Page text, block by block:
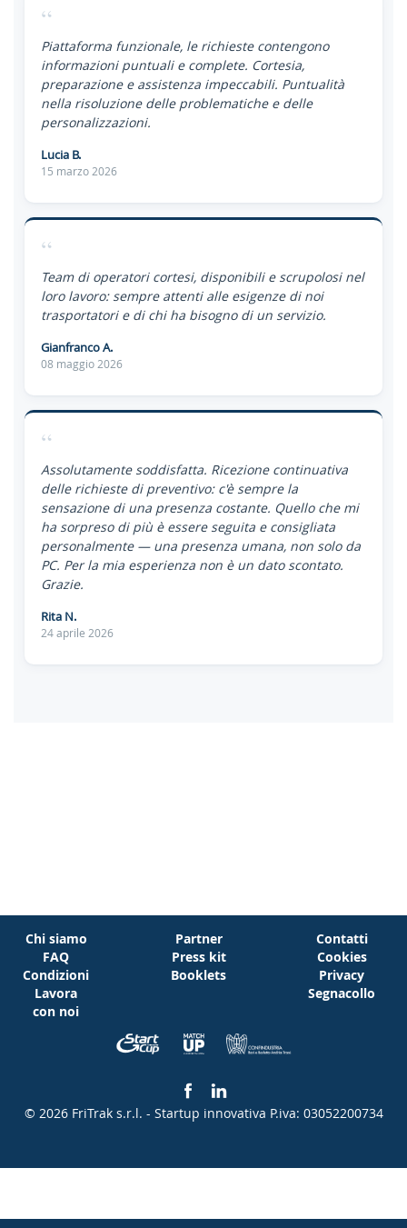
“
Piattaforma funzionale, le richieste contengono
informazioni puntuali e complete. Cortesia,
preparazione e assistenza impeccabili. Puntualità
nella risoluzione delle problematiche e delle
personalizzazioni.
Lucia B.
15 marzo 2026
“
Team di operatori cortesi, disponibili e scrupolosi nel
loro lavoro: sempre attenti alle esigenze di noi
trasportatori e di chi ha bisogno di un servizio.
Gianfranco A.
08 maggio 2026
“
Assolutamente soddisfatta. Ricezione continuativa
delle richieste di preventivo: c'è sempre la
sensazione di una presenza costante. Quello che mi
ha sorpreso di più è essere seguita e consigliata
personalmente — una presenza umana, non solo da
PC. Per la mia esperienza non è un dato scontato.
Grazie.
Rita N.
24 aprile 2026
Chi siamo
FAQ
Condizioni
Lavora
con noi
Partner
Press kit
Booklets
Contatti
Cookies
Privacy
Segnacollo
© 2026 FriTrak s.r.l. - Startup innovativa P.iva: 03052200734